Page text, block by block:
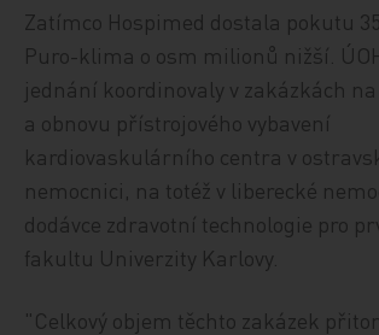
Zatímco Hospimed dostala pokutu
Puro-klima o osm milionů nižší.
jednání koordinovaly v zakázkách
a obnovu přístrojového vybavení
kardiovaskulárního centra v
nemocnici, na totéž v liberecké
dodávce zdravotní technologie pro
fakultu Univerzity Karlovy.
"Celkový objem těchto zakázek